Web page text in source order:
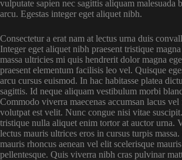
vulputate sapien nec sagittis aliquam malesuada
arcu. Egestas integer eget aliquet nibh.
Consectetur a erat nam at lectus urna duis
Integer eget aliquet nibh praesent tristique
massa ultricies mi quis hendrerit dolor magna
praesent elementum facilisis leo vel. Quisque
arcu cursus euismod. In hac habitasse platea
sagittis. Id neque aliquam vestibulum morbi
Commodo viverra maecenas accumsan lacus
volutpat est velit. Nunc congue nisi vitae
tristique nulla aliquet enim tortor at auctor urna.
lectus mauris ultrices eros in cursus turpis
mauris rhoncus aenean vel elit scelerisque mauris
pellentesque. Quis viverra nibh cras pulvinar